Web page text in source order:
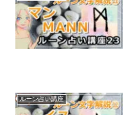
ルーン占い講座